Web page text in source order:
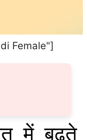
Female"]
में बढ़ते